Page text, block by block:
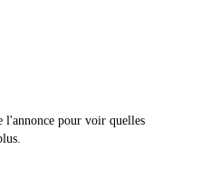
l'annonce pour voir quelles